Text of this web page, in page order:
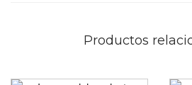
Productos